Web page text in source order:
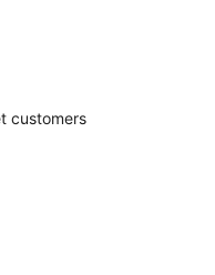
customers